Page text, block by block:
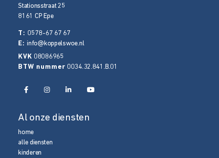
Stationsstraat 25
8161 CP Epe
T: 0578-67 67 67
E:info@koppelswoe.nl
KVK 08086965
BTW nummer 0034.32.841.B.01
Al onze diensten
home
alle diensten
kinderen